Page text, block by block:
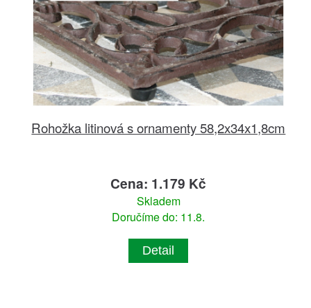
Rohožka litinová s ornamenty 58,2x34x1,8cm
Cena: 1.179 Kč
Skladem
Doručíme do: 11.8.
Detail